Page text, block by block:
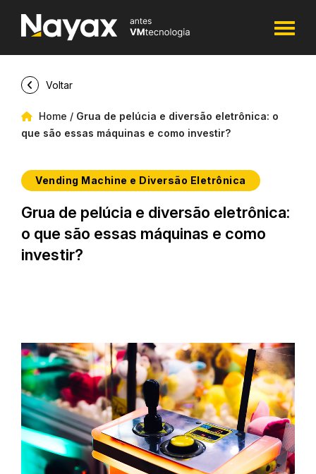
Home / Grua de pelúcia e diversão eletrônica: o
que são essas máquinas e como investir?
Voltar
Vending Machine e Diversão Eletrônica
Grua de pelúcia e diversão eletrônica:
o que são essas máquinas e como
investir?